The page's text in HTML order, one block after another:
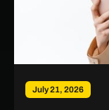
July 21, 2026